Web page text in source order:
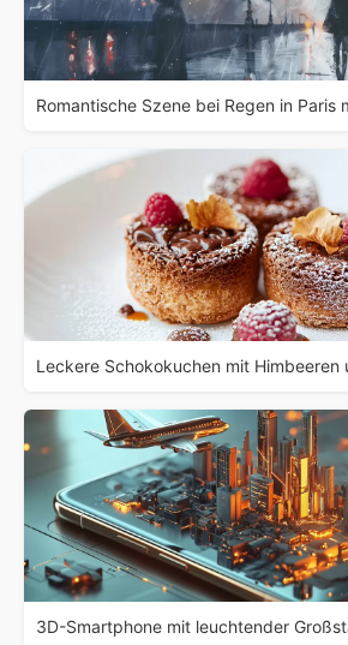
Romantische Szene bei Regen in Paris
Leckere Schokokuchen mit Himbeeren
3D-Smartphone mit leuchtender